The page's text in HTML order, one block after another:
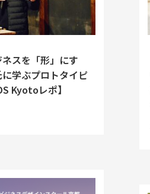
スを「形」にす
学ぶプロトタイピ
Kyotoレポ】